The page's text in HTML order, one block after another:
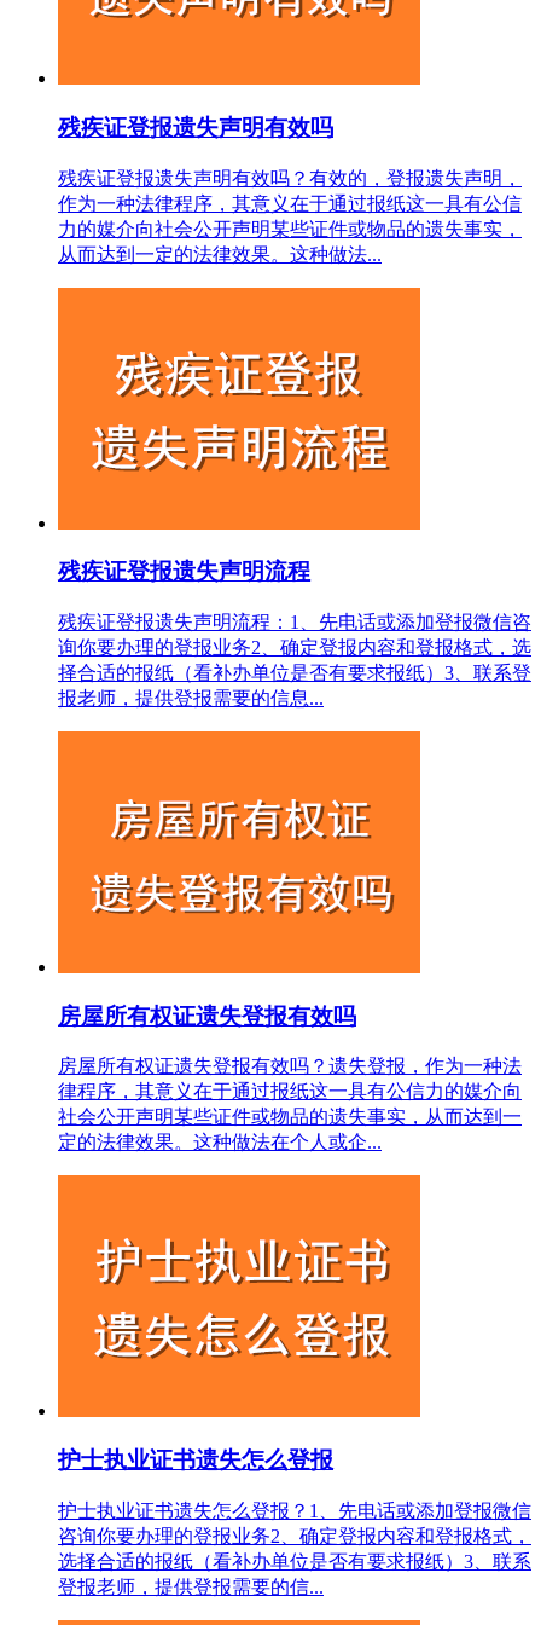
残疾证登报遗失声明有效吗
残疾证登报遗失声明有效吗？有效的，登报遗失声明，
作为一种法律程序，其意义在于通过报纸这一具有公信
力的媒介向社会公开声明某些证件或物品的遗失事实，
从而达到一定的法律效果。这种做法...
残疾证登报遗失声明流程
残疾证登报遗失声明流程：1、先电话或添加登报微信咨
询你要办理的登报业务2、确定登报内容和登报格式，选
择合适的报纸（看补办单位是否有要求报纸）3、联系登
报老师，提供登报需要的信息...
房屋所有权证遗失登报有效吗
房屋所有权证遗失登报有效吗？遗失登报，作为一种法
律程序，其意义在于通过报纸这一具有公信力的媒介向
社会公开声明某些证件或物品的遗失事实，从而达到一
定的法律效果。这种做法在个人或企...
护士执业证书遗失怎么登报
护士执业证书遗失怎么登报？1、先电话或添加登报微信
咨询你要办理的登报业务2、确定登报内容和登报格式，
选择合适的报纸（看补办单位是否有要求报纸）3、联系
登报老师，提供登报需要的信...